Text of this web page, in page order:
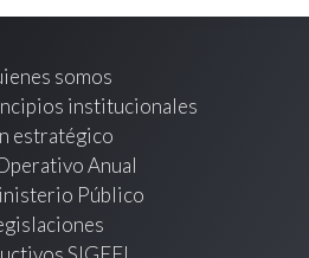
somos
institucionales
estratégico
Anual
Público